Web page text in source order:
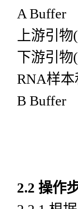
A
上游引物
下游引物
RNA
B
2.2 操作